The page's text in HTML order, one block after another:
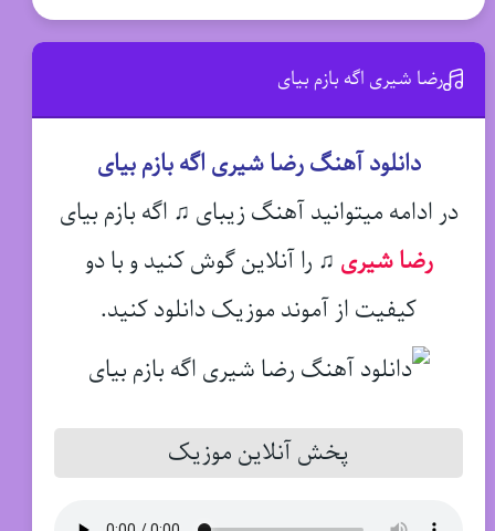
رضا شیری اگه بازم بیای
دانلود آهنگ رضا شیری اگه بازم بیای
در ادامه میتوانید آهنگ زیبای ♫ اگه بازم بیای
رضا شیری ♫ را آنلاین گوش کنید و با دو
کیفیت از آموند موزیک دانلود کنید.
پخش آنلاین موزیک